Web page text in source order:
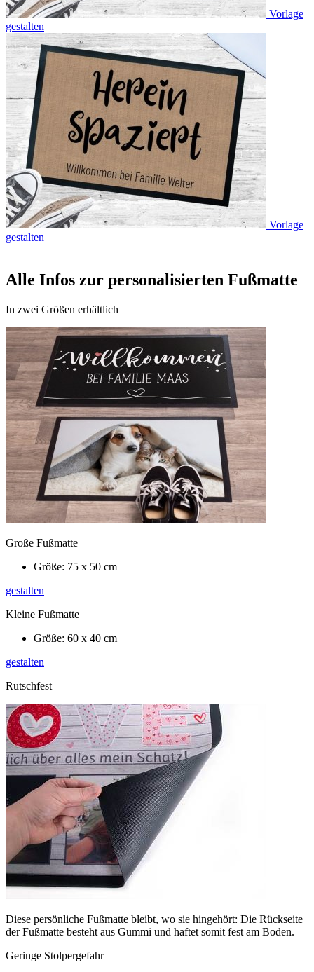
Vorlage
gestalten
Vorlage
gestalten
Alle Infos zur personalisierten Fußmatte
In zwei Größen erhältlich
Große Fußmatte
Größe: 75 x 50 cm
gestalten
Kleine Fußmatte
Größe: 60 x 40 cm
gestalten
Rutschfest
Diese persönliche Fußmatte bleibt, wo sie hingehört: Die Rückseite
der Fußmatte besteht aus Gummi und haftet somit fest am Boden.
Geringe Stolpergefahr